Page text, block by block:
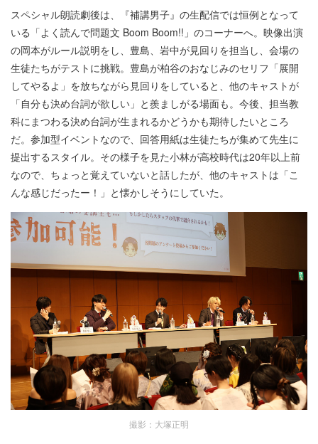
スペシャル朗読劇後は、『補講男子』の生配信では恒例となって
いる「よく読んで問題文 Boom Boom!!」のコーナーへ。映像出演
の岡本がルール説明をし、豊島、岩中が見回りを担当し、会場の
生徒たちがテストに挑戦。豊島が柏谷のおなじみのセリフ「展開
してやるよ」を放ちながら見回りをしていると、他のキャストが
「自分も決め台詞が欲しい」と羨ましがる場面も。今後、担当教
科にまつわる決め台詞が生まれるかどうかも期待したいところ
だ。参加型イベントなので、回答用紙は生徒たちが集めて先生に
提出するスタイル。その様子を見た小林が高校時代は20年以上前
なので、ちょっと覚えていないと話したが、他のキャストは「こ
んな感じだったー！」と懐かしそうにしていた。
撮影：大塚正明